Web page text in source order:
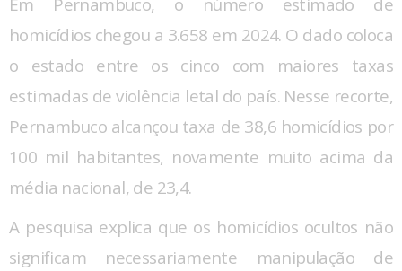
Em Pernambuco, o número estimado de
homicídios chegou a 3.658 em 2024. O dado coloca
o estado entre os cinco com maiores taxas
estimadas de violência letal do país. Nesse recorte,
Pernambuco alcançou taxa de 38,6 homicídios por
100 mil habitantes, novamente muito acima da
média nacional, de 23,4.
A pesquisa explica que os homicídios ocultos não
significam necessariamente manipulação de